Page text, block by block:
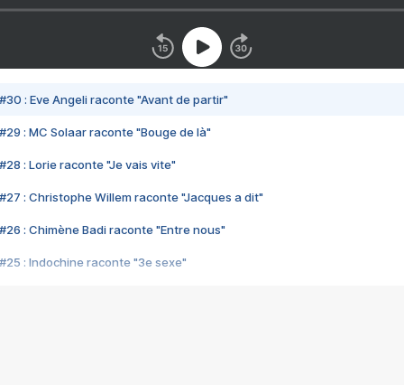
#30 : Eve Angeli raconte "Avant de partir"
#29 : MC Solaar raconte "Bouge de là"
#28 : Lorie raconte "Je vais vite"
#27 : Christophe Willem raconte "Jacques a dit"
#26 : Chimène Badi raconte "Entre nous"
#25 : Indochine raconte "3e sexe"